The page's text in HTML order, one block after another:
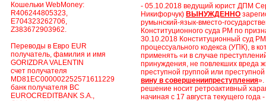
Кошельки WebMoney:
R406244805323,
E704323262706,
Z383672903962.
Переводы в Евро EUR
получатель, фамилия и имя
GORIZDRA VALENTIN
счет получателя
MD81EC000002252571611229
банк получателя BC
EUROCREDITBANK S.A.,
- 05.10.2018 ведущий юрист ДПМ
Никифорчук) ВЫНУЖДЕННО
румынский-язык-вместо-
Конституционного суда РМ по
30.10.2018 Конституционный суд
процессуального кодекса (УПК), в
применять «и в случае
принуждения, не повлекших вреда
преступной группой или
вину в совершениипреступления».
решение носит ретроактивный
начиная с 17 августа текущего